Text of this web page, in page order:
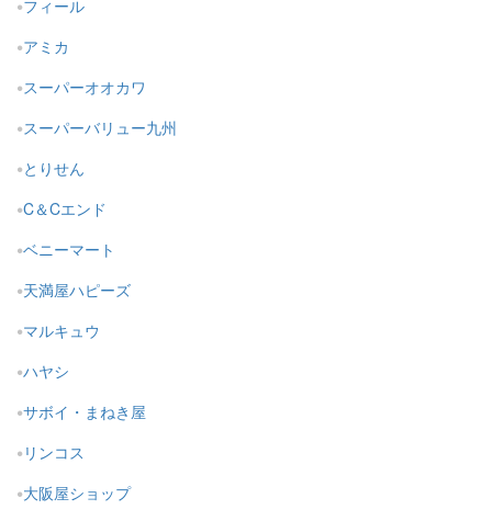
フィール
アミカ
スーパーオオカワ
スーパーバリュー九州
とりせん
C＆Cエンド
ベニーマート
天満屋ハピーズ
マルキュウ
ハヤシ
サボイ・まねき屋
リンコス
大阪屋ショップ